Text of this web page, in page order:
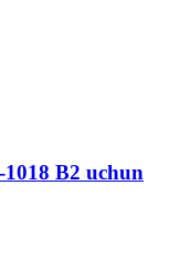
B2 uchun